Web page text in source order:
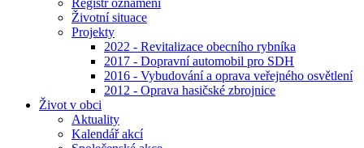
Registr oznámení
Životní situace
Projekty
2022 - Revitalizace obecního rybníka
2017 - Dopravní automobil pro SDH
2016 - Vybudování a oprava veřejného osvětlení
2012 - Oprava hasičské zbrojnice
Život v obci
Aktuality
Kalendář akcí